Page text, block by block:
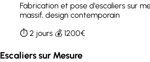
Fabrication et pose d'escaliers sur
massif, design contemporain
⏱️ 2 jours 💰 1200€
Escaliers sur Mesure